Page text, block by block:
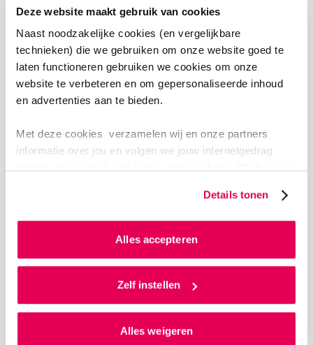
Deze website maakt gebruik van cookies
Naast noodzakelijke cookies (en vergelijkbare
technieken) die we gebruiken om onze website goed te
laten functioneren gebruiken we cookies om onze
website te verbeteren en om gepersonaliseerde inhoud
en advertenties aan te bieden.
Met deze cookies verzamelen wij en onze partners
informatie over jou en volgen we jouw internetgedrag
website en communicatie aan op jouw voorkeuren. Ook
van jouw internetgedrag.
Als je op ‘Alles accepteren’ klikt dan geef je ons
toestemming om cookies voor social media en
gepersonaliseerde advertenties te plaatsen. Lees
cookiestatement. Via ‘Zelf instellen’ kun je ook zelf
Details tonen
Alles accepteren
Zelf instellen
Alles weigeren
PROMOVENDI